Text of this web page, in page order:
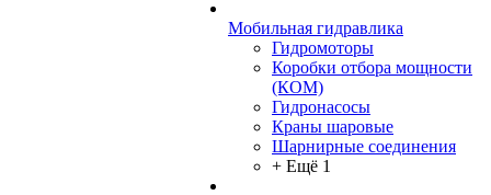
Мобильная гидравлика
Гидромоторы
Коробки отбора мощности
(КОМ)
Гидронасосы
Краны шаровые
Шарнирные соединения
+ Ещё 1